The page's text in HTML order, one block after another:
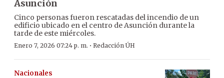
Asunción
Cinco personas fueron rescatadas del incendio de un
edificio ubicado en el centro de Asunción durante la
tarde de este miércoles.
Enero 7, 2026 07:24 p. m. · Redacción ÚH
Nacionales